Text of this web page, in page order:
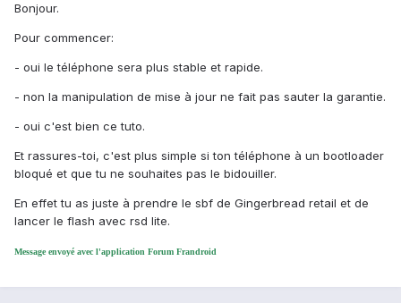
Bonjour.
Pour commencer:
- oui le téléphone sera plus stable et rapide.
- non la manipulation de mise à jour ne fait pas sauter la garantie.
- oui c'est bien ce tuto.
Et rassures-toi, c'est plus simple si ton téléphone à un bootloader
bloqué et que tu ne souhaites pas le bidouiller.
En effet tu as juste à prendre le sbf de Gingerbread retail et de
lancer le flash avec rsd lite.
Message envoyé avec l'application Forum Frandroid